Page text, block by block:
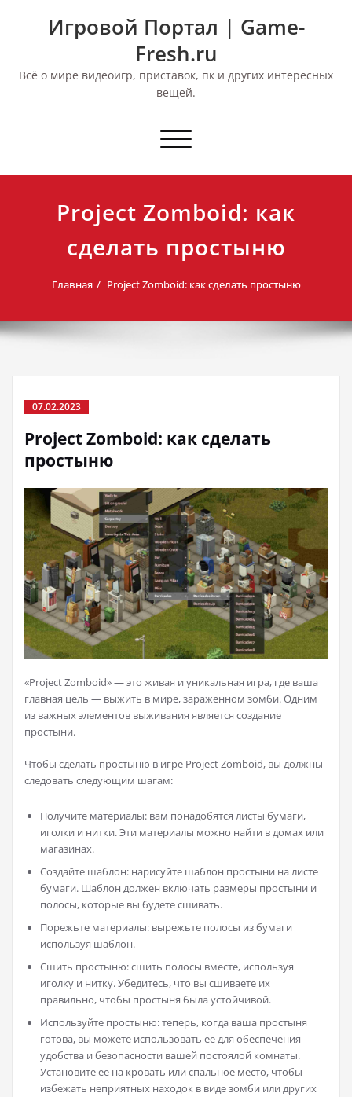
Игровой Портал | Game-
Fresh.ru
Всё о мире видеоигр, приставок, пк и других интересных
вещей.
Переключить
Project Zomboid: как
сделать простыню
Главная Project Zomboid: как сделать простыню
07.02.2023
Project Zomboid: как сделать
простыню
«Project Zomboid» — это живая и уникальная игра, где ваша
главная цель — выжить в мире, зараженном зомби. Одним
из важных элементов выживания является создание
простыни.
Чтобы сделать простыню в игре Project Zomboid, вы должны
следовать следующим шагам:
Получите материалы: вам понадобятся листы бумаги,
иголки и нитки. Эти материалы можно найти в домах или
магазинах.
Создайте шаблон: нарисуйте шаблон простыни на листе
бумаги. Шаблон должен включать размеры простыни и
полосы, которые вы будете сшивать.
Порежьте материалы: вырежьте полосы из бумаги
используя шаблон.
Сшить простыню: сшить полосы вместе, используя
иголку и нитку. Убедитесь, что вы сшиваете их
правильно, чтобы простыня была устойчивой.
Используйте простыню: теперь, когда ваша простыня
готова, вы можете использовать ее для обеспечения
удобства и безопасности вашей постоялой комнаты.
Установите ее на кровать или спальное место, чтобы
избежать неприятных находок в виде зомби или других